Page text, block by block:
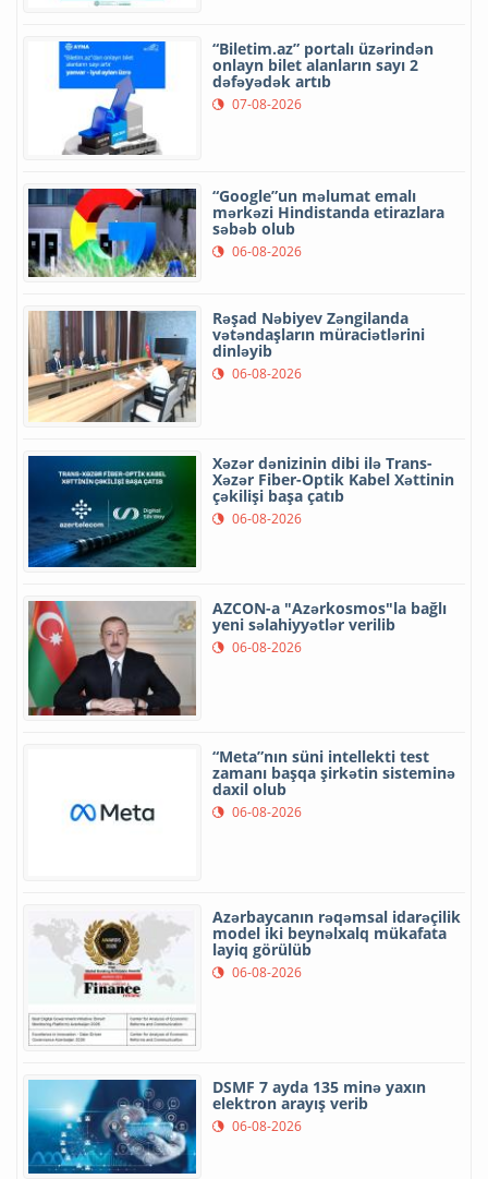
“Biletim.az” portalı üzərindən
onlayn bilet alanların sayı 2
dəfəyədək artıb
07-08-2026
“Google”un məlumat emalı
mərkəzi Hindistanda etirazlara
səbəb olub
06-08-2026
Rəşad Nəbiyev Zəngilanda
vətəndaşların müraciətlərini
dinləyib
06-08-2026
Xəzər dənizinin dibi ilə Trans-
Xəzər Fiber-Optik Kabel Xəttinin
çəkilişi başa çatıb
06-08-2026
AZCON-a "Azərkosmos"la bağlı
yeni səlahiyyətlər verilib
06-08-2026
“Meta”nın süni intellekti test
zamanı başqa şirkətin sisteminə
daxil olub
06-08-2026
Azərbaycanın rəqəmsal idarəçilik
model iki beynəlxalq mükafata
layiq görülüb
06-08-2026
DSMF 7 ayda 135 minə yaxın
elektron arayış verib
06-08-2026